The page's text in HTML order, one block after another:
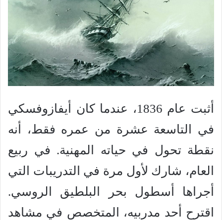
أثبت عام 1836، عندما كان أيفازوفسكي
في التاسعة عشرة من عمره فقط، أنه
نقطة تحول في حياته المهنية. في ربيع
العام، شارك لأول مرة في التدريبات التي
أجراها أسطول بحر البلطيق الروسي.
اقترح أحد مدربيه، المتخصص في مشاهد